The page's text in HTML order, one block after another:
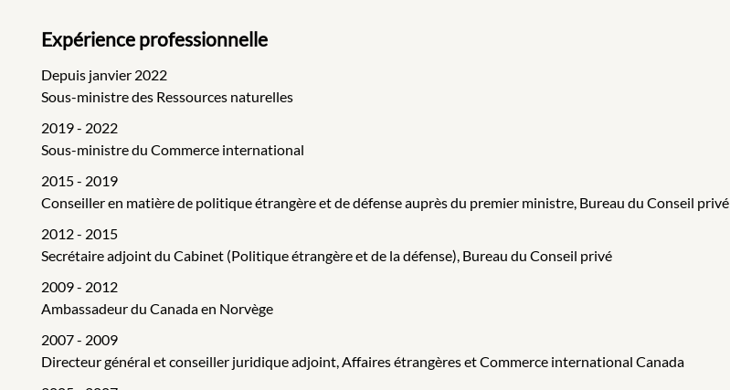
Expérience professionnelle
Depuis janvier 2022
Sous-ministre des Ressources naturelles
2019 - 2022
Sous-ministre du Commerce international
2015 - 2019
Conseiller en matière de politique étrangère et de défense auprès du premier ministre, Bureau du Conseil privé
2012 - 2015
Secrétaire adjoint du Cabinet (Politique étrangère et de la défense), Bureau du Conseil privé
2009 - 2012
Ambassadeur du Canada en Norvège
2007 - 2009
Directeur général et conseiller juridique adjoint, Affaires étrangères et Commerce international Canada